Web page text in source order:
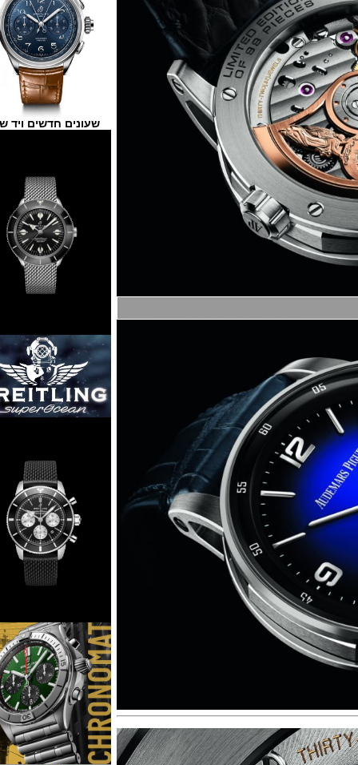
שעונים חדשים ויד שנייה